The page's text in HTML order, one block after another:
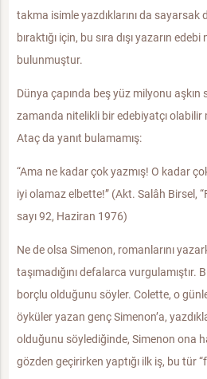
takma isimle yazdıklarını da sayarsak
bıraktığı için, bu sıra dışı yazarın
bulunmuştur.
Dünya çapında beş yüz milyonu aşkın
zamanda nitelikli bir edebiyatçı
Ataç da yanıt bulamamış:
“Ama ne kadar çok yazmış! O kadar
iyi olamaz elbette!” (Akt. Salâh Birsel,
sayı 92, Haziran 1976)
Ne de olsa Simenon, romanlarını
taşımadığını defalarca vurgulamıştır.
borçlu olduğunu söyler. Colette, o
öyküler yazan genç Simenon’a,
olduğunu söylediğinde, Simenon ona
gözden geçirirken yaptığı ilk iş, bu tür